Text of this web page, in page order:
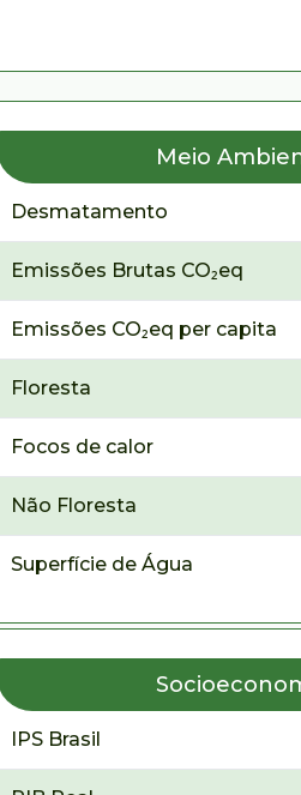
Meio
Desmatamento
Emissões Brutas CO₂eq
Emissões CO₂eq per capita
Floresta
Focos de calor
Não Floresta
Superfície de Água
IPS Brasil